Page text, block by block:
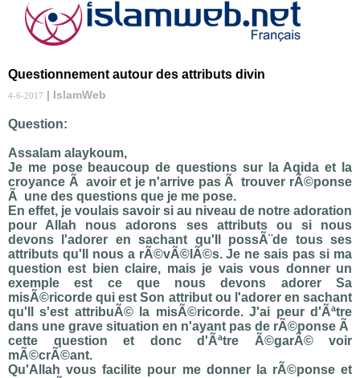
Questionnement autour des attributs divin
4-6-2017 | IslamWeb
Question:
Assalam alaykoum,
Je me pose beaucoup de questions sur la Aqida et la
croyance Ã avoir et je n'arrive pas Ã trouver rÃ©ponse
Ã une des questions que je me pose.
En effet, je voulais savoir si au niveau de notre adoration
pour Allah nous adorons ses attributs ou si nous
devons l'adorer en sachant qu'Il possÃ¨de tous ses
attributs qu'Il nous a rÃ©vÃ©lÃ©s. Je ne sais pas si ma
question est bien claire, mais je vais vous donner un
exemple est ce que nous devons adorer Sa
misÃ©ricorde qui est Son attribut ou l'adorer en sachant
qu'Il s'est attribuÃ© la misÃ©ricorde. J'ai peur d'Ãªtre
dans une grave situation en n'ayant pas de rÃ©ponse Ã
cette question et donc d'Ãªtre Ã©garÃ© voir
mÃ©crÃ©ant.
Qu'Allah vous facilite pour me donner la rÃ©ponse et